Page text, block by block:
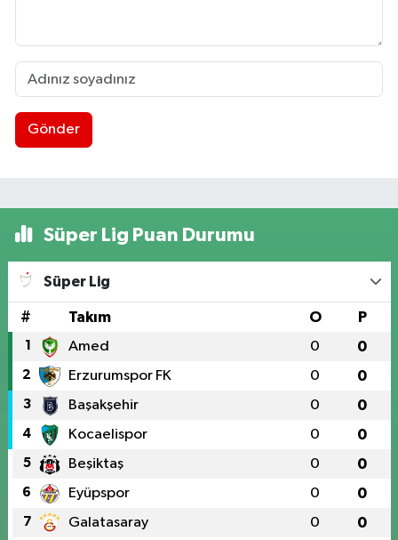
Gönder
Süper Lig Puan Durumu
Süper Lig
# Takım O P
1 Amed 0 0
2 Erzurumspor FK 0 0
3 Başakşehir 0 0
4 Kocaelispor 0 0
5 Beşiktaş 0 0
6 Eyüpspor 0 0
7 Galatasaray 0 0